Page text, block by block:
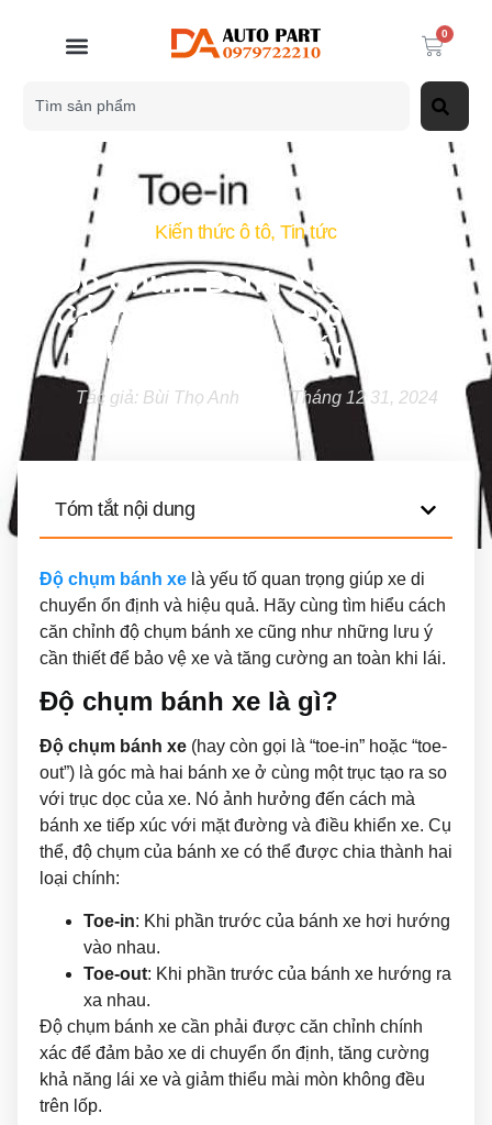
0
Kiến thức ô tô,Tin tức
Độ Chụm Bánh Xe Là Gì?
Cách Căn Chỉnh Độ Chụm
Bánh Xe Chính Xác Nhất
Tác giả: Bùi Thọ Anh Tháng 12 31, 2024
Tóm tắt nội dung
Độ chụm bánh xe là yếu tố quan trọng giúp xe di
chuyển ổn định và hiệu quả. Hãy cùng tìm hiểu cách
căn chỉnh độ chụm bánh xe cũng như những lưu ý
cần thiết để bảo vệ xe và tăng cường an toàn khi lái.
Độ chụm bánh xe là gì?
Độ chụm bánh xe (hay còn gọi là “toe-in” hoặc “toe-
out”) là góc mà hai bánh xe ở cùng một trục tạo ra so
với trục dọc của xe. Nó ảnh hưởng đến cách mà
bánh xe tiếp xúc với mặt đường và điều khiển xe. Cụ
thể, độ chụm của bánh xe có thể được chia thành hai
loại chính:
Toe-in: Khi phần trước của bánh xe hơi hướng
vào nhau.
Toe-out: Khi phần trước của bánh xe hướng ra
xa nhau.
Độ chụm bánh xe cần phải được căn chỉnh chính
xác để đảm bảo xe di chuyển ổn định, tăng cường
khả năng lái xe và giảm thiểu mài mòn không đều
trên lốp.